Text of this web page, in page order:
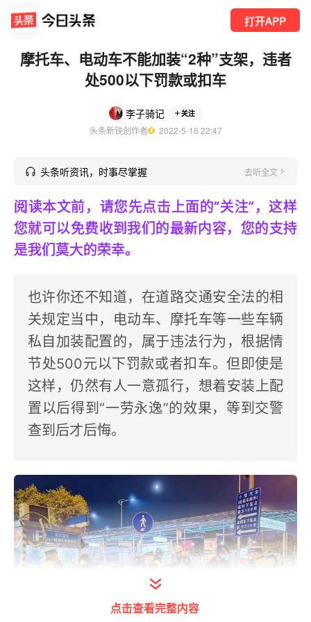
打开APP
摩托车、电动车不能加装“2种”支架，违者
处500以下罚款或扣车
李子骑记 关注
头条新锐创作者
  2022-5-16 22:47
头条听资讯，时事尽掌握 去听全文
阅读本文前，请您先点击上面的“关注”，这样
您就可以免费收到我们的最新内容，您的支持
是我们莫大的荣幸。
也许你还不知道，在道路交通安全法的相
关规定当中，电动车、摩托车等一些车辆
私自加装配置的，属于违法行为，根据情
节处500元以下罚款或者扣车。但即使是
这样，仍然有人一意孤行，想着安装上配
置以后得到“一劳永逸”的效果，等到交警
查到后才后悔。
点击查看完整内容